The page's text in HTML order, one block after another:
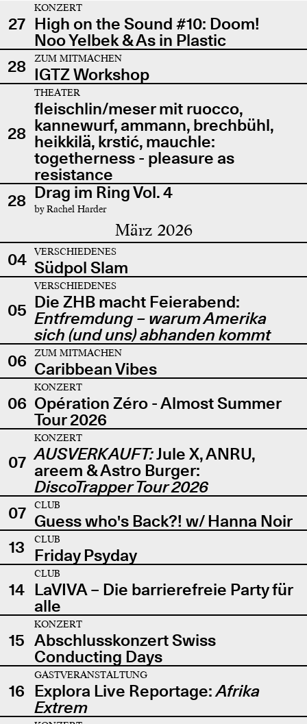
27
KONZERT
High on the Sound #10: Doom!
Noo Yelbek & As in Plastic
28
ZUM MITMACHEN
IGTZ Workshop
28
THEATER
fleischlin/meser mit ruocco,
kannewurf, ammann, brechbühl,
heikkilä, krstić, mauchle:
togetherness - pleasure as
resistance
28 Drag im Ring Vol. 4
by Rachel Harder
März 2026
04 VERSCHIEDENES
Südpol Slam
05
VERSCHIEDENES
Die ZHB macht Feierabend:
Entfremdung – warum Amerika
sich (und uns) abhanden kommt
06
ZUM MITMACHEN
Caribbean Vibes
06
KONZERT
Opération Zéro - Almost Summer
Tour 2026
07
KONZERT
AUSVERKAUFT:Jule X, ANRU,
areem & Astro Burger:
DiscoTrapper Tour 2026
07
CLUB
Guess who's Back?! w/ Hanna Noir
13
CLUB
Friday Psyday
14
CLUB
LaVIVA – Die barrierefreie Party für
alle
15
KONZERT
Abschlusskonzert Swiss
Conducting Days
16
GASTVERANSTALTUNG
Explora Live Reportage:Afrika
Extrem